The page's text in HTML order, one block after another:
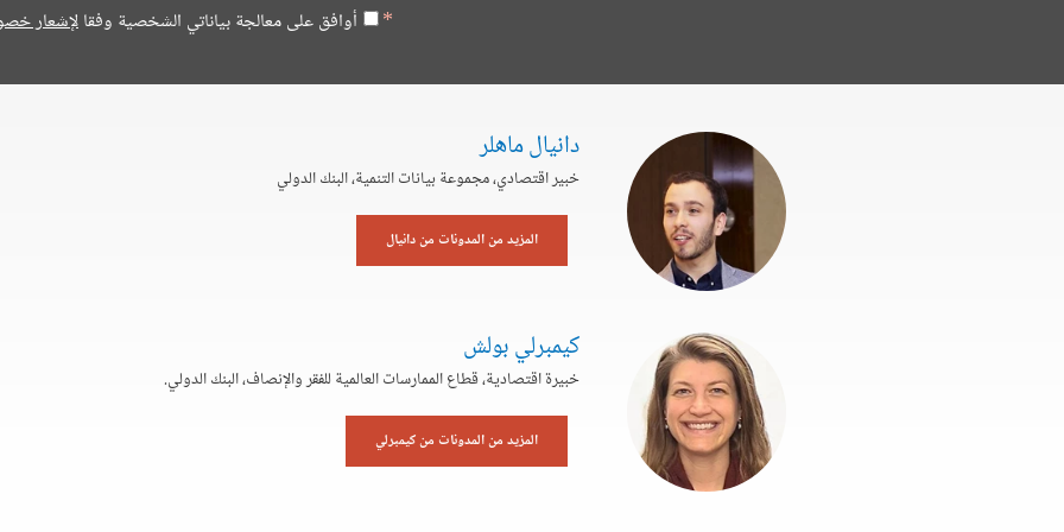
أوافق على معالجة بياناتي الشخصية وفقالإشعار
دانيال ماهلر
خبير اقتصادي، مجموعة بيانات التنمية، البنك الدولي
المزيد من المدونات من دانيال
كيمبرلي بولش
خبيرة اقتصادية، قطاع الممارسات العالمية للفقر والإنصاف، البنك الدولي.
المزيد من المدونات من كيمبرلي